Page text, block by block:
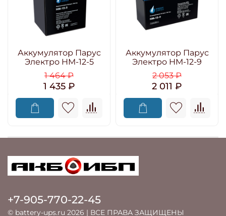
Аккумулятор Парус
Электро HM-12-5
1 464 ₽
1 435 ₽
Аккумулятор Парус
Электро HM-12-9
2 053 ₽
2 011 ₽
+7-905-770-22-45
© battery-ups.ru 2026 | ВСЕ ПРАВА ЗАЩИЩЕНЫ